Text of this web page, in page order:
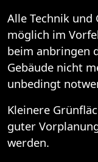
Alle Technik und
möglich im
beim anbringen
Gebäude nicht
unbedingt
Kleinere
guter
werden.